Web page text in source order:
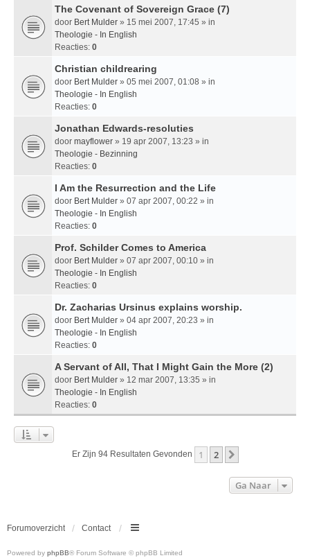
The Covenant of Sovereign Grace (7)
door Bert Mulder » 15 mei 2007, 17:45 » in
Theologie - In English
Reacties: 0
Christian childrearing
door Bert Mulder » 05 mei 2007, 01:08 » in
Theologie - In English
Reacties: 0
Jonathan Edwards-resoluties
door mayflower » 19 apr 2007, 13:23 » in
Theologie - Bezinning
Reacties: 0
I Am the Resurrection and the Life
door Bert Mulder » 07 apr 2007, 00:22 » in
Theologie - In English
Reacties: 0
Prof. Schilder Comes to America
door Bert Mulder » 07 apr 2007, 00:10 » in
Theologie - In English
Reacties: 0
Dr. Zacharias Ursinus explains worship.
door Bert Mulder » 04 apr 2007, 20:23 » in
Theologie - In English
Reacties: 0
A Servant of All, That I Might Gain the More (2)
door Bert Mulder » 12 mar 2007, 13:35 » in
Theologie - In English
Reacties: 0
Er Zijn 94 Resultaten Gevonden 1 2
Ga Naar
Forumoverzicht Contact
Powered by phpBB® Forum Software © phpBB Limited